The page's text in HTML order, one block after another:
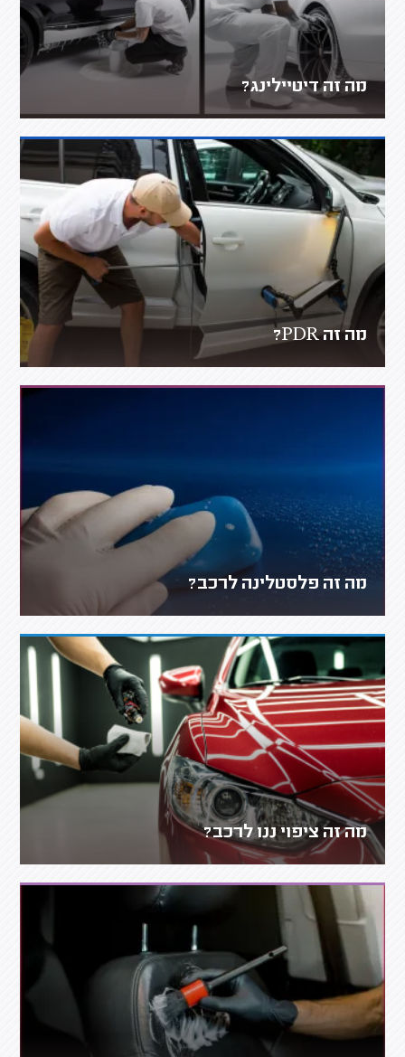
מה זה דיטיילינג?
מה זה PDR?
מה זה פלסטלינה לרכב?
מה זה ציפוי ננו לרכב?